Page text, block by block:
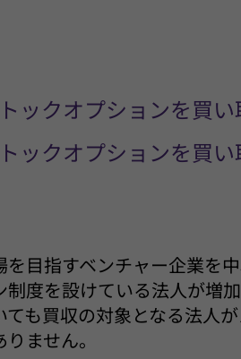
ックオプションを買
ックオプションを買
目指すベンチャー企業を
制度を設けている法人が増
も買収の対象となる法人
ません。